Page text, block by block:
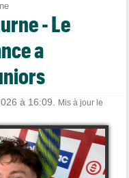
- Le
a
à 16:09.
Mis à jour le